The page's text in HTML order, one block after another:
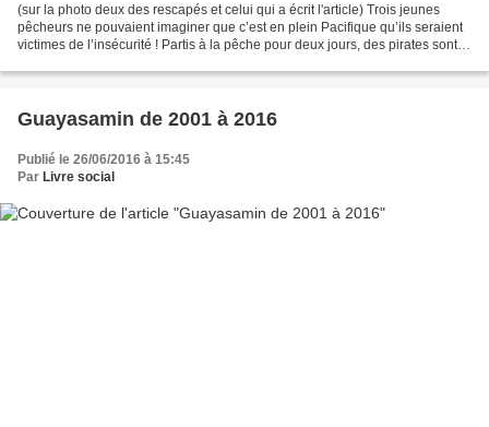
(sur la photo deux des rescapés et celui qui a écrit l'article) Trois jeunes
pêcheurs ne pouvaient imaginer que c’est en plein Pacifique qu’ils seraient
victimes de l’insécurité ! Partis à la pêche pour deux jours, des pirates sont
Guayasamin de 2001 à 2016
Publié le 26/06/2016 à 15:45
Par Livre social